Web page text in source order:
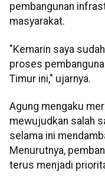
pembangunan
masyarakat.
"Kemarin saya
proses
Timur ini," ujarnya.
Agung mengaku
mewujudkan salah
selama ini
Menurutnya,
terus menjadi